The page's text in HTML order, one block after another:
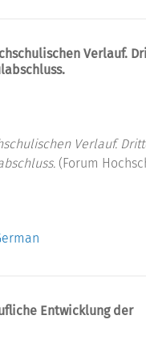
Verlauf.
Verlauf.
(Forum
Entwicklung der